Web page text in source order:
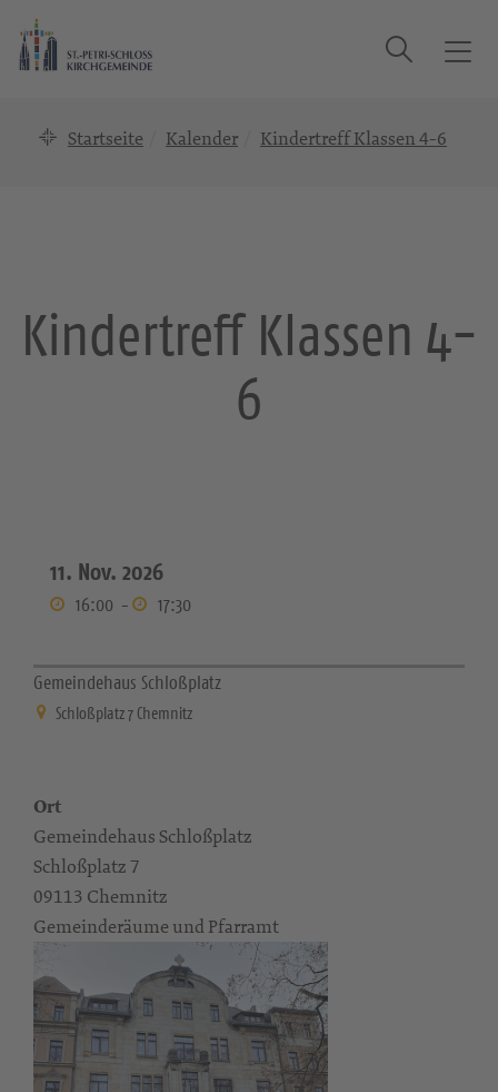
T
Suche
Startseite Kalender Kindertreff Klassen 4-6
Kindertreff Klassen 4-
6
11. Nov. 2026
16:00 - 17:30
Gemeindehaus Schloßplatz
Schloßplatz 7 Chemnitz
Ort
Gemeindehaus Schloßplatz
Schloßplatz 7
09113 Chemnitz
Gemeinderäume und Pfarramt